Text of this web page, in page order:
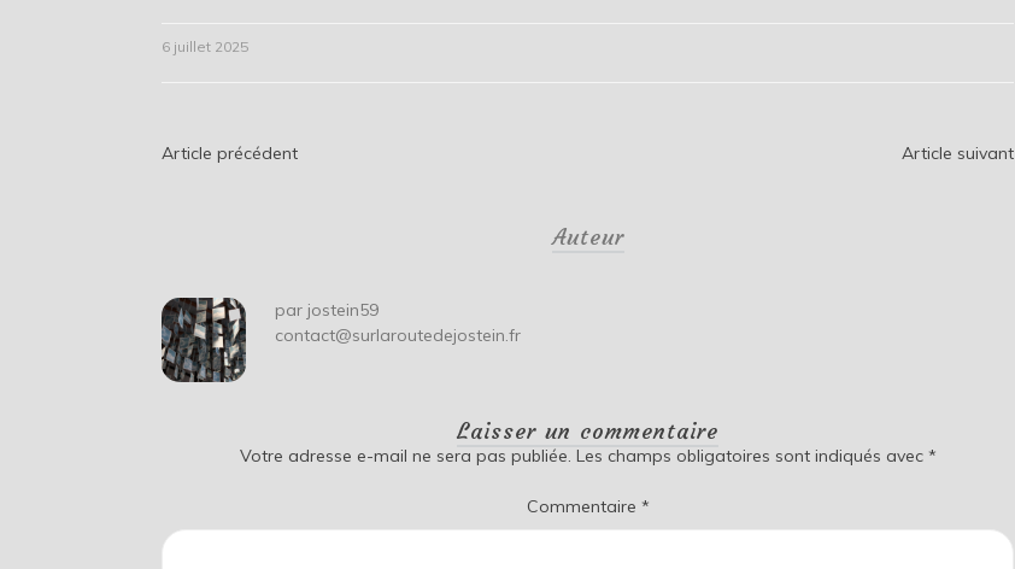
6 juillet 2025
Navigation
Article précédent Article suivant
Auteur
par jostein59
contact@surlaroutedejostein.fr
Laisser un commentaire
Votre adresse e-mail ne sera pas publiée. Les champs obligatoires sont indiqués avec *
Commentaire *